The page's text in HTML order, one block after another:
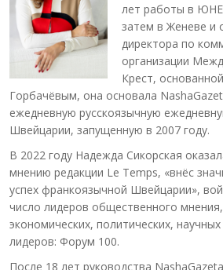
лет работы в
затем в Женеве и
директора по
организации
Крест,
Горбачёвым, она основала
ежедневную русскоязычную
Швейцарии, запущенную в 2007 году.
В 2022 году Надежда Сикорская
мнению редакции Le Temps, «внёс
успех франкоязычной Швейцарии»,
число лидеров общественного
экономических, политических,
лидеров: Форум 100.
После 18 лет руководства